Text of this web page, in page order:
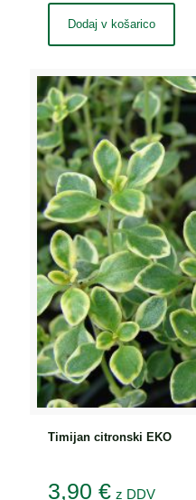
Dodaj v košarico
Timijan citronski EKO
3,90 € z DDV